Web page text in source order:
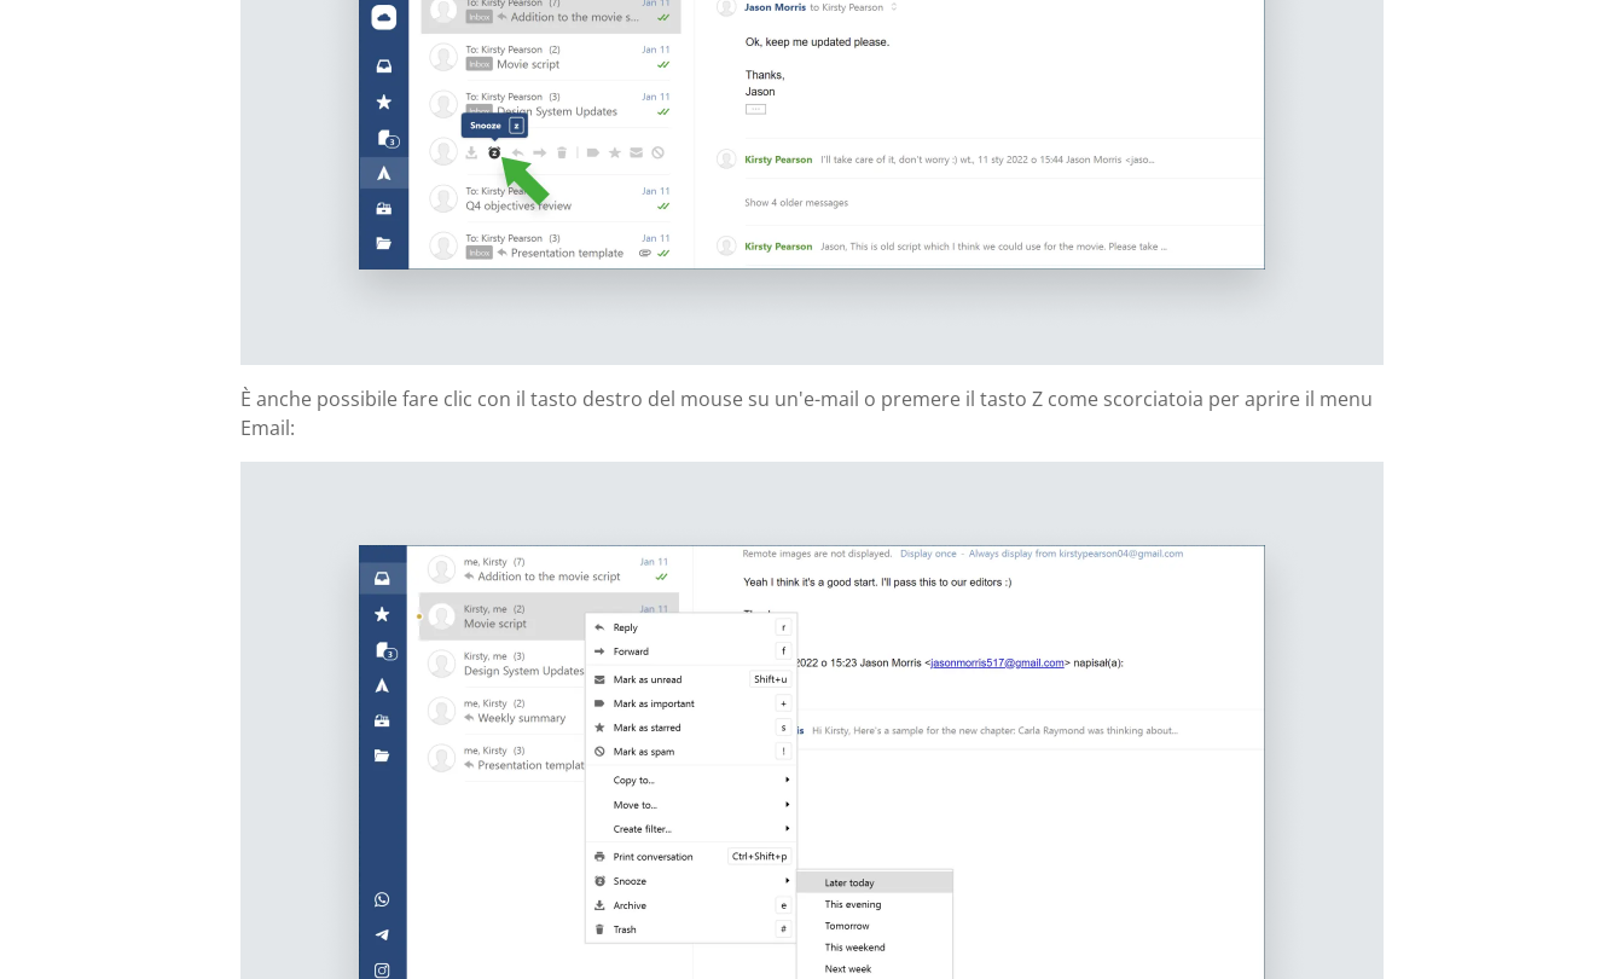
È anche possibile fare clic con il tasto destro del mouse su un'e-mail o premere il tasto Z come scorciatoia per aprire il menu
Email: